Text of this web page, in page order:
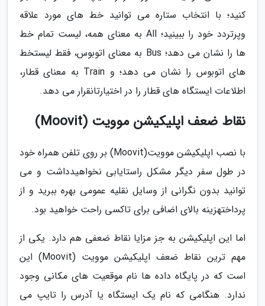
کنید؛ با انتخاب ستاره می توانید خط های مورد علاقه
وپرتردد خود را ببینید؛ All به معنای همه، لیست تمام خط
ها را نشان می دهد؛ Bus به معنای اتوبوس، فقط لیستخط
های اتوبوس را نشان می دهد؛ و Train به معنای قطار،
اطلاعات ایستگاه های قطار را در اختیارتانقرار می دهد.
نقاط ضعف اپلیکیشن موویت (Moovit)
با نصب اپلیکیشن موویت(Moovit) بر روی تلفن همراه خود
در طول سفر دیگر مشکل راستایابی نخواهیدداشت و می
توانید بدون نگرانی از وسایل نقلیه عمومی بهره ببرید و از
پرداختهزینه بالای اضافی برای تاکسی راحت خواهید بود.
اما این اپلیکیشن به جز مزایا نقاط ضعفی هم دارد. یکی از
مهم ترین نقاط ضعف اپلیکیشن موویت (Moovit) این
است که در پایگاه داده ها نام موقعیت های مکانی وجود
ندارد. هنگامی که نام یک ایستگاه یا آدرس را تایپ می